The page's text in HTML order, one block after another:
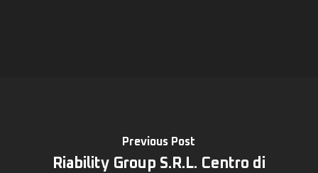
Previous Post
Riability Group S.R.L. Centro di